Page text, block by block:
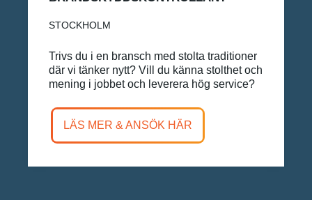
STOCKHOLM
Trivs du i en bransch med stolta traditioner
där vi tänker nytt? Vill du känna stolthet och
mening i jobbet och leverera hög service?
LÄS MER & ANSÖK HÄR